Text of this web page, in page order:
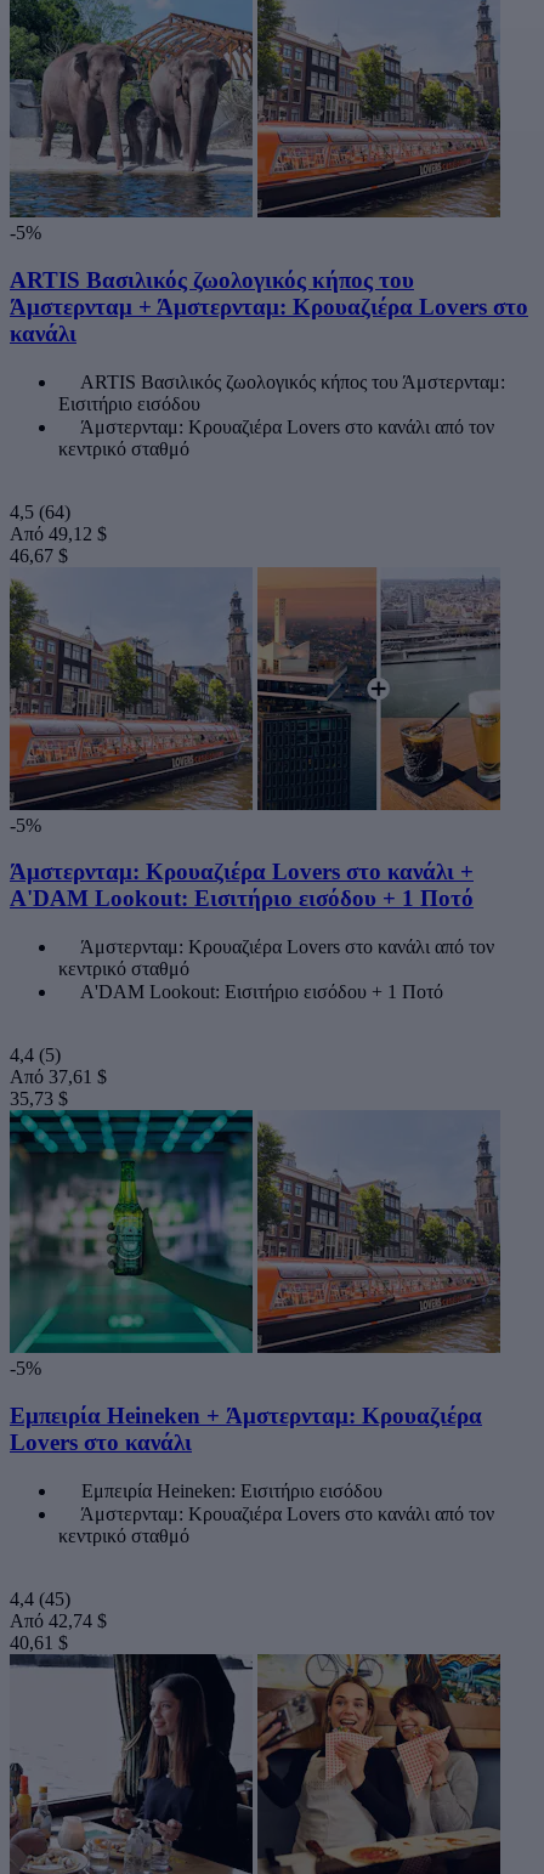
-5%
ARTIS Βασιλικός ζωολογικός κήπος του
Άμστερνταμ + Άμστερνταμ: Κρουαζιέρα Lovers στο
κανάλι
ARTIS Βασιλικός ζωολογικός κήπος του Άμστερνταμ:
Εισιτήριο εισόδου
Άμστερνταμ: Κρουαζιέρα Lovers στο κανάλι από τον
κεντρικό σταθμό
4,5 (64)
Από 49,12 $
46,67 $
-5%
Άμστερνταμ: Κρουαζιέρα Lovers στο κανάλι +
A'DAM Lookout: Εισιτήριο εισόδου + 1 Ποτό
Άμστερνταμ: Κρουαζιέρα Lovers στο κανάλι από τον
κεντρικό σταθμό
A'DAM Lookout: Εισιτήριο εισόδου + 1 Ποτό
4,4 (5)
Από 37,61 $
35,73 $
-5%
Εμπειρία Heineken + Άμστερνταμ: Κρουαζιέρα
Lovers στο κανάλι
Εμπειρία Heineken: Εισιτήριο εισόδου
Άμστερνταμ: Κρουαζιέρα Lovers στο κανάλι από τον
κεντρικό σταθμό
4,4 (45)
Από 42,74 $
40,61 $